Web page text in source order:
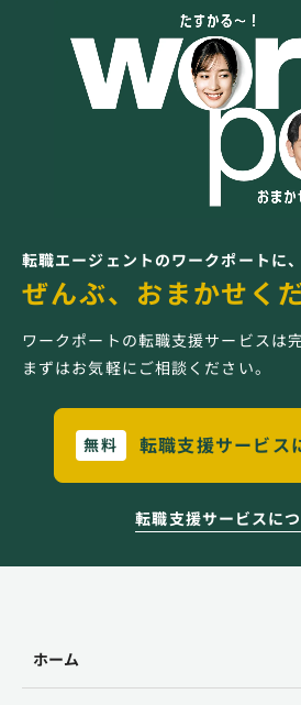
転職エージェントのワークポートに、
ぜんぶ、おまかせく
ワークポートの転職支援サービスは
まずはお気軽にご相談ください。
無料 転職支援サービス
転職支援サービスに
ホーム